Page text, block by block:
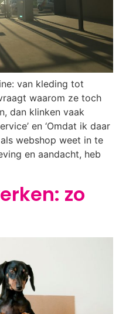
van kleding tot
waarom ze toch
dan klinken vaak
en ‘Omdat ik daar
webshop weet in te
en aandacht, heb
zo